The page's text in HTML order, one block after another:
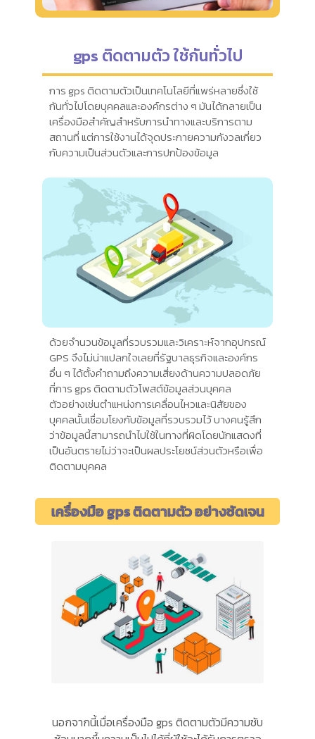
gps ติดตามตัว ใช้กันทั่วไป
การ gps ติดตามตัวเป็นเทคโนโลยีที่แพร่หลายซึ่งใช้
กันทั่วไปโดยบุคคลและองค์กรต่าง ๆ มันได้กลายเป็น
เครื่องมือสำคัญสำหรับการนำทางและบริการตาม
สถานที่ แต่การใช้งานได้จุดประกายความกังวลเกี่ยว
กับความเป็นส่วนตัวและการปกป้องข้อมูล
ด้วยจำนวนข้อมูลที่รวบรวมและวิเคราะห์จากอุปกรณ์
GPS จึงไม่น่าแปลกใจเลยที่รัฐบาลธุรกิจและองค์กร
อื่น ๆ ได้ตั้งคำถามถึงความเสี่ยงด้านความปลอดภัย
ที่การ gps ติดตามตัวโพสต์ข้อมูลส่วนบุคคล
ตัวอย่างเช่นตำแหน่งการเคลื่อนไหวและนิสัยของ
บุคคลนั้นเชื่อมโยงกับข้อมูลที่รวบรวมไว้ บางคนรู้สึก
ว่าข้อมูลนี้สามารถนำไปใช้ในทางที่ผิดโดยนักแสดงที่
เป็นอันตรายไม่ว่าจะเป็นผลประโยชน์ส่วนตัวหรือเพื่อ
ติดตามบุคคล
เครื่องมือ gps ติดตามตัว อย่างชัดเจน
นอกจากนี้เมื่อเครื่องมือ gps ติดตามตัวมีความซับ